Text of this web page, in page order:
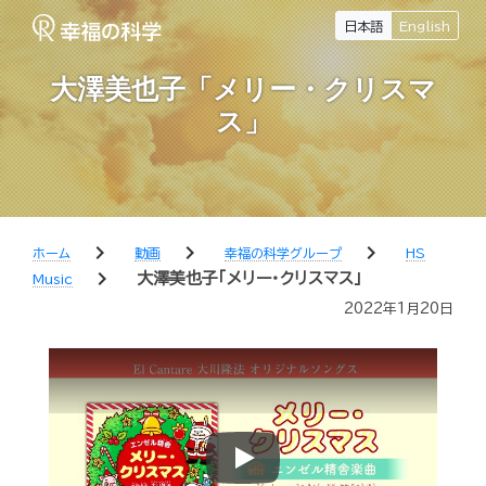
日本語 English
大澤美也子「メリー・クリスマ
ス」
ホーム chevron_right 動画 chevron_right 幸福の科学グループ chevron_right
HS
Music
chevron_right 大澤美也子「メリー・クリスマス」
2022年1月20日
Play